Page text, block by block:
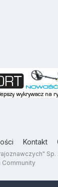
Kontakt
Sp.
Community